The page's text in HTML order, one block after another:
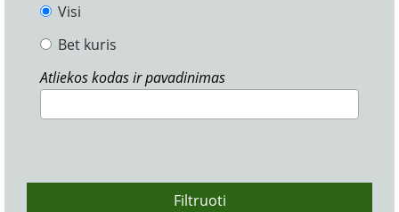
Visi
Bet kuris
Atliekos kodas ir pavadinimas
Filtruoti